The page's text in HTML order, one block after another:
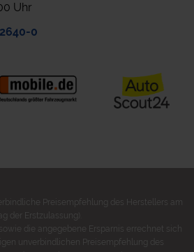
Uhr
0
Preisempfehlung des Herstellers am
der Erstzulassung).
die angegebene Ersparnis errechnet sich
unverbindlichen Preisempfehlung des